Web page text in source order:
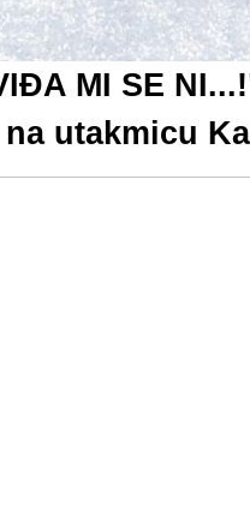
MI SE
na utakmicu